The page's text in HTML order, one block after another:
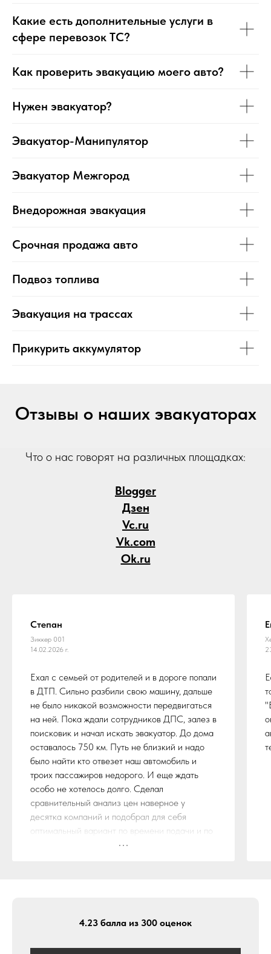
Какие есть дополнительные услуги в
сфере перевозок ТС?
Как проверить эвакуацию моего авто?
Нужен эвакуатор?
Эвакуатор-Манипулятор
Эвакуатор Межгород
Внедорожная эвакуация
Срочная продажа авто
Подвоз топлива
Эвакуация на трассах
Прикурить аккумулятор
Отзывы о наших эвакуаторах
Что о нас говорят на различных площадках:
Blogger
Дзен
Vc.ru
Vk.com
Ok.ru
Степан
Зиккер 001
14.02.2026 г.
Ехал с семьей от родителей и в дороге попали
в ДТП. Сильно разбили свою машину, дальше
не было никакой возможности передвигаться
на ней. Пока ждали сотрудников ДПС, залез в
поисковик и начал искать эвакуатор. До дома
оставалось 750 км. Путь не близкий и надо
было найти кто отвезет наш автомобиль и
троих пассажиров недорого. И еще ждать
особо не хотелось долго. Сделал
сравнительный анализ цен наверное у
десятка компаний и подобрал для себя
оптимальный вариант по времени подачи и по
стоимости. Остановился на службе эвакуации
бонусом шел пяти местный эвакуатор с дубль
4.23 балла из 300 оценок